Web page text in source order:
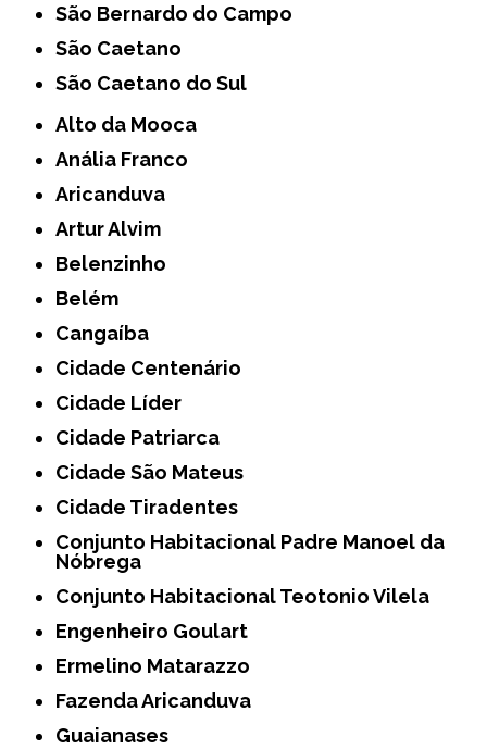
São Bernardo do Campo
São Caetano
São Caetano do Sul
Alto da Mooca
Anália Franco
Aricanduva
Artur Alvim
Belenzinho
Belém
Cangaíba
Cidade Centenário
Cidade Líder
Cidade Patriarca
Cidade São Mateus
Cidade Tiradentes
Conjunto Habitacional Padre Manoel da
Nóbrega
Conjunto Habitacional Teotonio Vilela
Engenheiro Goulart
Ermelino Matarazzo
Fazenda Aricanduva
Guaianases